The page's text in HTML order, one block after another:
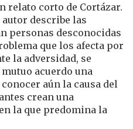
relato corto de Cortázar.
describe las
personas desconocidas
que los afecta por
la adversidad, se
acuerdo una
aún la causa del
crean una
la que predomina la